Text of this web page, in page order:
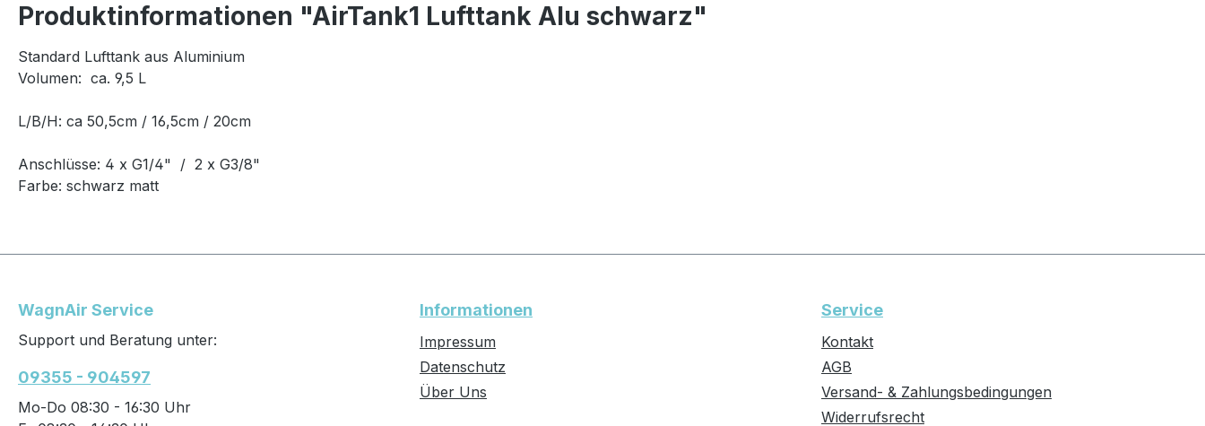
Produktinformationen "AirTank1 Lufttank Alu schwarz"
Standard Lufttank aus Aluminium
Volumen: ca. 9,5 L
L/B/H: ca 50,5cm / 16,5cm / 20cm
Anschlüsse: 4 x G1/4" / 2 x G3/8"
Farbe: schwarz matt
WagnAir Service
Support und Beratung unter:
09355 - 904597
Mo-Do 08:30 - 16:30 Uhr
Informationen
Impressum
Datenschutz
Über Uns
Service
Kontakt
AGB
Versand- & Zahlungsbedingungen
Widerrufsrecht